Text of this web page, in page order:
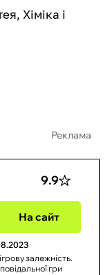
Хіміка і
Реклама
9.9
На сайт
залежність.
гри